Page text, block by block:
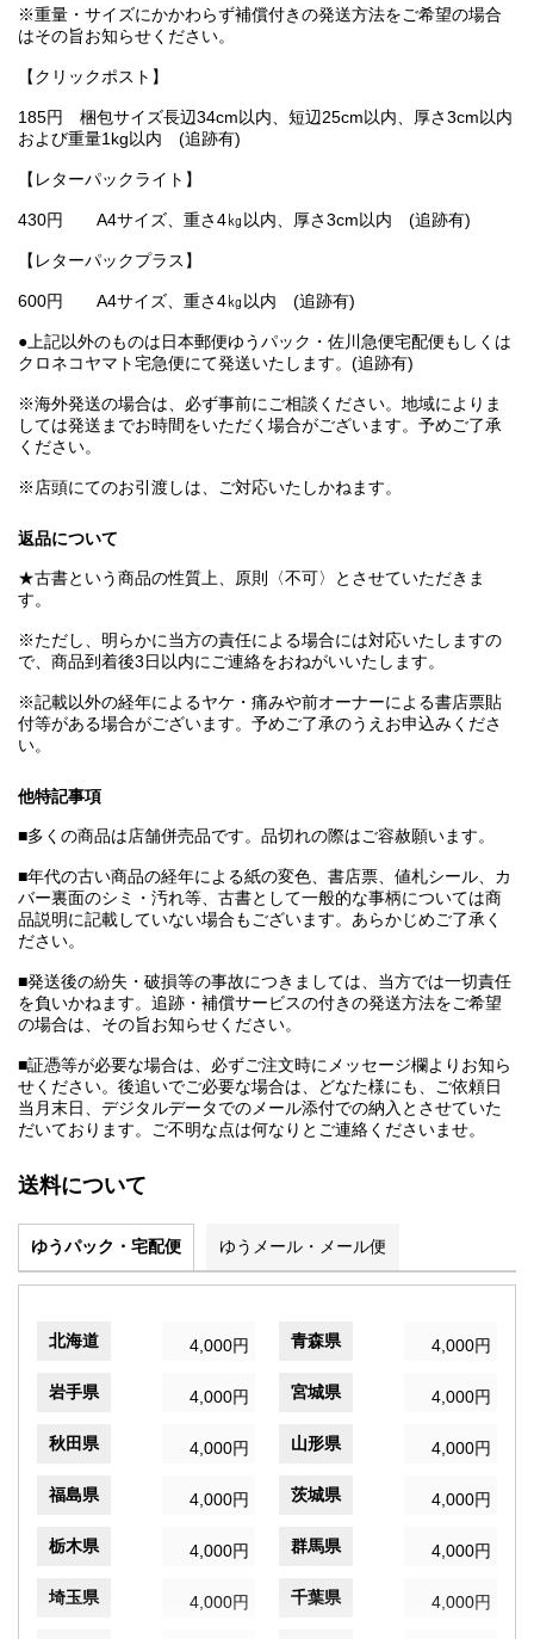
※重量・サイズにかかわらず補償付きの発送方法をご希望の場合
はその旨お知らせください。
【クリックポスト】
185円 梱包サイズ長辺34cm以内、短辺25cm以内、厚さ3cm以内
および重量1kg以内 (追跡有)
【レターパックライト】
430円 A4サイズ、重さ4㎏以内、厚さ3cm以内 (追跡有)
【レターパックプラス】
600円 A4サイズ、重さ4㎏以内 (追跡有)
●上記以外のものは日本郵便ゆうパック・佐川急便宅配便もしくは
クロネコヤマト宅急便にて発送いたします。(追跡有)
※海外発送の場合は、必ず事前にご相談ください。地域によりま
しては発送までお時間をいただく場合がございます。予めご了承
ください。
※店頭にてのお引渡しは、ご対応いたしかねます。
返品について
★古書という商品の性質上、原則〈不可〉とさせていただきま
す。
※ただし、明らかに当方の責任による場合には対応いたしますの
で、商品到着後3日以内にご連絡をおねがいいたします。
※記載以外の経年によるヤケ・痛みや前オーナーによる書店票貼
付等がある場合がございます。予めご了承のうえお申込みくださ
い。
他特記事項
■多くの商品は店舗併売品です。品切れの際はご容赦願います。
■年代の古い商品の経年による紙の変色、書店票、値札シール、カ
バー裏面のシミ・汚れ等、古書として一般的な事柄については商
品説明に記載していない場合もございます。あらかじめご了承く
ださい。
■発送後の紛失・破損等の事故につきましては、当方では一切責任
を負いかねます。追跡・補償サービスの付きの発送方法をご希望
の場合は、その旨お知らせください。
■証憑等が必要な場合は、必ずご注文時にメッセージ欄よりお知ら
せください。後追いでご必要な場合は、どなた様にも、ご依頼日
当月末日、デジタルデータでのメール添付での納入とさせていた
だいております。ご不明な点は何なりとご連絡くださいませ。
送料について
ゆうパック・宅配便 ゆうメール・メール便
北海道 4,000円 青森県 4,000円
岩手県 4,000円 宮城県 4,000円
秋田県 4,000円 山形県 4,000円
福島県 4,000円 茨城県 4,000円
栃木県 4,000円 群馬県 4,000円
埼玉県 4,000円 千葉県 4,000円